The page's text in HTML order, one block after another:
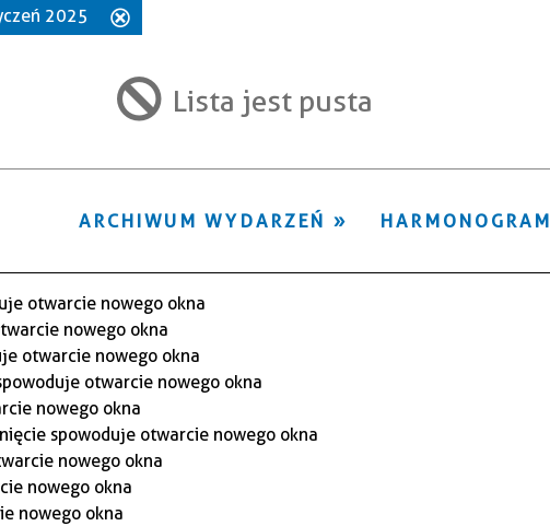
2025
filtr
Lista jest pusta
HARMONOGRAM
ARCHIWUM WYDARZEŃ